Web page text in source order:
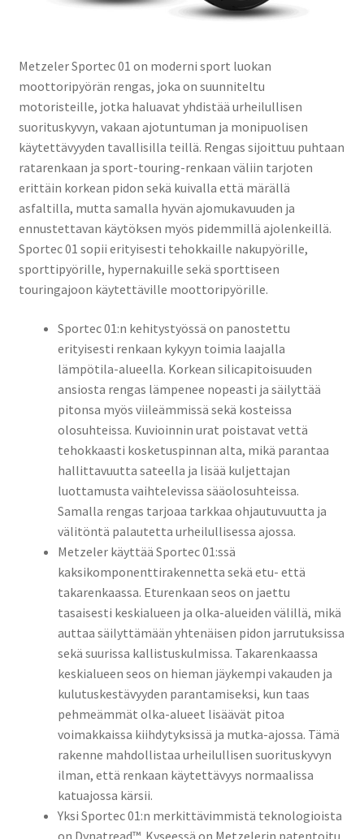
Metzeler Sportec 01 on moderni sport luokan
moottoripyörän rengas, joka on suunniteltu
motoristeille, jotka haluavat yhdistää urheilullisen
suorituskyvyn, vakaan ajotuntuman ja monipuolisen
käytettävyyden tavallisilla teillä. Rengas sijoittuu puhtaan
ratarenkaan ja sport-touring-renkaan väliin tarjoten
erittäin korkean pidon sekä kuivalla että märällä
asfaltilla, mutta samalla hyvän ajomukavuuden ja
ennustettavan käytöksen myös pidemmillä ajolenkeillä.
Sportec 01 sopii erityisesti tehokkaille nakupyörille,
sporttipyörille, hypernakuille sekä sporttiseen
touringajoon käytettäville moottoripyörille.
Sportec 01:n kehitystyössä on panostettu
erityisesti renkaan kykyyn toimia laajalla
lämpötila-alueella. Korkean silicapitoisuuden
ansiosta rengas lämpenee nopeasti ja säilyttää
pitonsa myös viileämmissä sekä kosteissa
olosuhteissa. Kuvioinnin urat poistavat vettä
tehokkaasti kosketuspinnan alta, mikä parantaa
hallittavuutta sateella ja lisää kuljettajan
luottamusta vaihtelevissa sääolosuhteissa.
Samalla rengas tarjoaa tarkkaa ohjautuvuutta ja
välitöntä palautetta urheilullisessa ajossa.
Metzeler käyttää Sportec 01:ssä
kaksikomponenttirakennetta sekä etu- että
takarenkaassa. Eturenkaan seos on jaettu
tasaisesti keskialueen ja olka-alueiden välillä, mikä
auttaa säilyttämään yhtenäisen pidon jarrutuksissa
sekä suurissa kallistuskulmissa. Takarenkaassa
keskialueen seos on hieman jäykempi vakauden ja
kulutuskestävyyden parantamiseksi, kun taas
pehmeämmät olka-alueet lisäävät pitoa
voimakkaissa kiihdytyksissä ja mutka-ajossa. Tämä
rakenne mahdollistaa urheilullisen suorituskyvyn
ilman, että renkaan käytettävyys normaalissa
katuajossa kärsii.
Yksi Sportec 01:n merkittävimmistä teknologioista
on Dynatread™. Kyseessä on Metzelerin patentoitu